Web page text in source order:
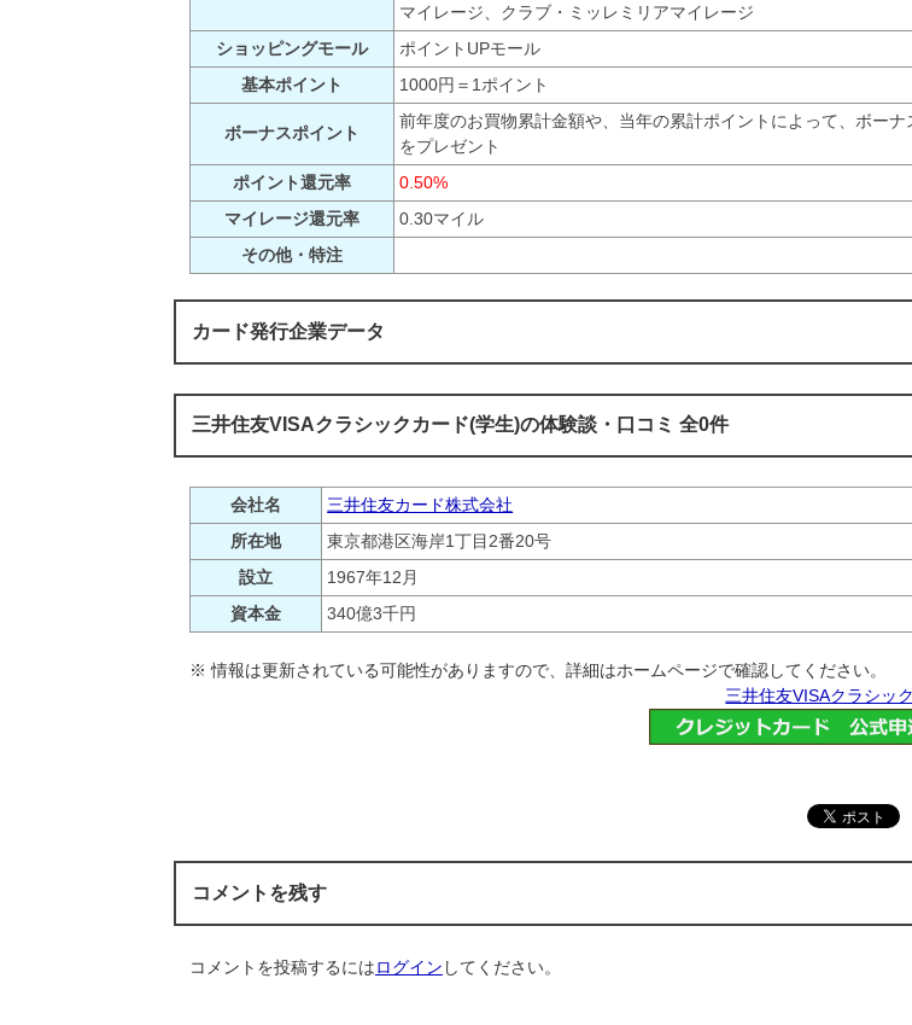
マイレージ、クラブ・ミッレミリアマイレージ
ショッピングモール
ポイントUPモール
基本ポイント
1000円＝1ポイント
ボーナスポイント
前年度のお買物累計金額や、当年の累計ポイントによって、ボーナ
をプレゼント
ポイント還元率
0.50%
マイレージ還元率
0.30マイル
その他・特注
カード発行企業データ
三井住友VISAクラシックカード(学生)の体験談・口コミ 全0件
会社名
三井住友カード株式会社
所在地
東京都港区海岸1丁目2番20号
設立
1967年12月
資本金
340億3千円
※ 情報は更新されている可能性がありますので、詳細はホームページで確認してください。
三井住友VISAクラシッ
コメントを残す
コメントを投稿するにはログイン してください。